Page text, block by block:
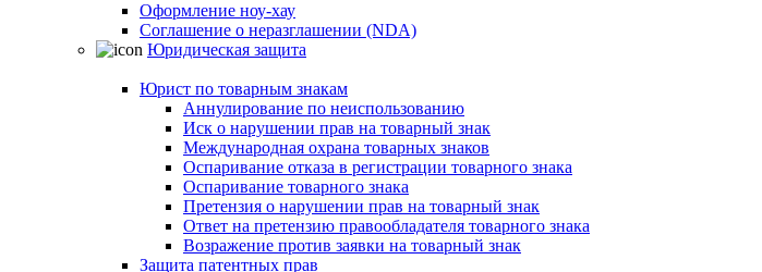
Оформление ноу-хау
Соглашение о неразглашении (NDA)
Юридическая защита
Юрист по товарным знакам
Аннулирование по неиспользованию
Иск о нарушении прав на товарный знак
Международная охрана товарных знаков
Оспаривание отказа в регистрации товарного знака
Оспаривание товарного знака
Претензия о нарушении прав на товарный знак
Ответ на претензию правообладателя товарного знака
Возражение против заявки на товарный знак
Защита патентных прав